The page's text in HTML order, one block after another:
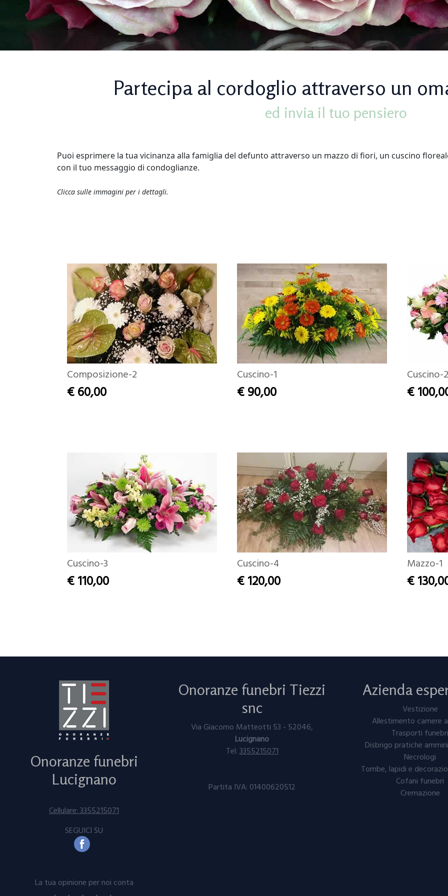
Partecipa al cordoglio attraverso un
ed invia il tuo pensiero
Puoi esprimere la tua vicinanza alla famiglia del defunto attraverso un mazzo di fiori, un cuscino
con il tuo messaggio di condoglianze.
Clicca sulle immagini per i dettagli.
Composizione-2
€ 60,00
Cuscino-1
€ 90,00
Cuscino-2
€
Cuscino-3
€ 110,00
Cuscino-4
€ 120,00
Mazzo-1
€
Onoranze funebri
Lucignano
Cellulare: 3355215071
SEGUICI SU
La tua opinione per noi conta
Onoranze funebri Tiezzi
snc
Via Giacomo Matteotti 53 - 52046,
Lucignano
Tel: 3355215071
Partita IVA: ⁠⁠⁠01400620512
Azienda
Vestizione
Allestimento camere
Trasporti funebri
Disbrigo pratiche
Necrologi
Tombe, lapidi e
Cofani funebri
Cremazione